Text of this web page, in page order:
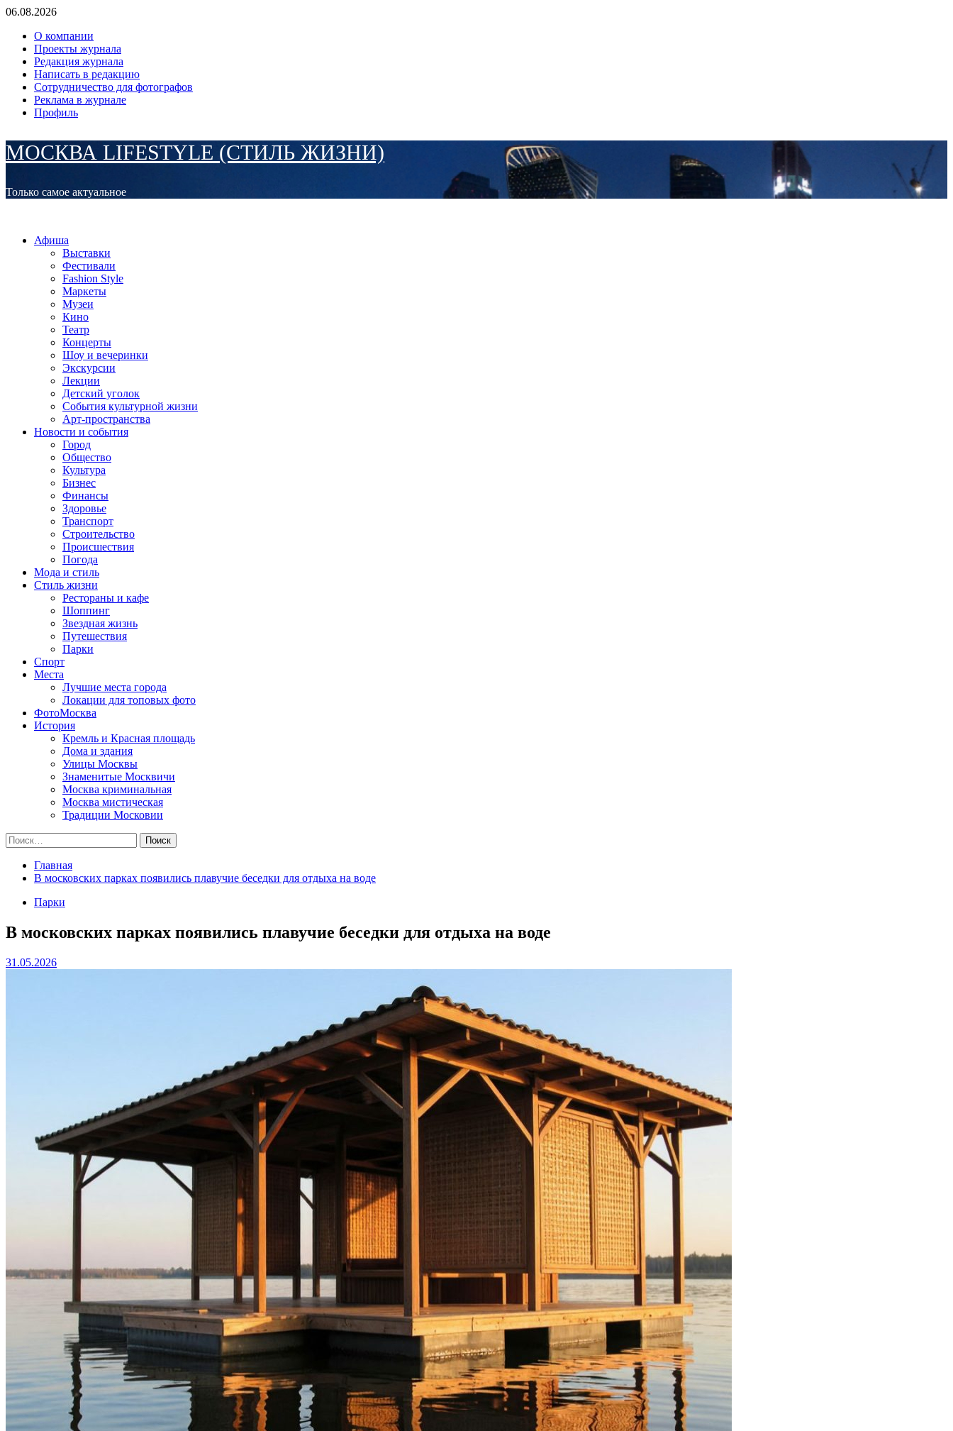
Перейти
содержимому
06.08.2026
О компании
Проекты журнала
Редакция журнала
Написать в редакцию
Сотрудничество для фотографов
Реклама в журнале
Профиль
МОСКВА LIFESTYLE (СТИЛЬ ЖИЗНИ)
Только самое актуальное
Афиша
Выставки
Фестивали
Fashion Style
Маркеты
Музеи
Кино
Театр
Концерты
Шоу и вечеринки
Экскурсии
Лекции
Детский уголок
События культурной жизни
Арт-пространства
Новости и события
Город
Общество
Культура
Бизнес
Финансы
Здоровье
Транспорт
Строительство
Происшествия
Погода
Мода и стиль
Стиль жизни
Рестораны и кафе
Шоппинг
Звездная жизнь
Путешествия
Парки
Спорт
Места
Лучшие места города
Локации для топовых фото
ФотоМосква
История
Кремль и Красная площадь
Дома и здания
Улицы Москвы
Знаменитые Москвичи
Москва криминальная
Москва мистическая
Традиции Московии
Найти:
Главная
В московских парках появились плавучие беседки для отдыха на воде
Парки
В московских парках появились плавучие беседки для отдыха на воде
31.05.2026